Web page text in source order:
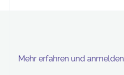
Mehr erfahren und anmelden